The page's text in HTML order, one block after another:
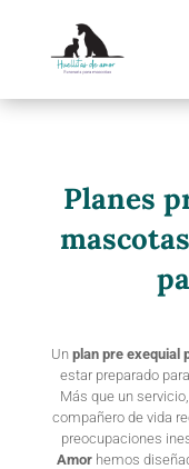
Planes
Un plan pre exequial
estar preparado
Más que un
compañero de vida
preocupaciones
Amor hemos